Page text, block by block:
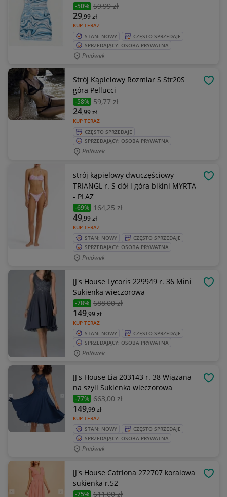
-50% 59,99 zł
KUP TERAZ
29,99zł
STAN: NOWY
CZĘSTO SPRZEDAJE
SPRZEDAJĄCY: OSOBA PRYWATNA
Pniówek
Strój Kąpielowy Rozmiar S Str20S
góra Pellucci
-58% 59,77 zł
KUP TERAZ
24,99zł
CZĘSTO SPRZEDAJE
SPRZEDAJĄCY: OSOBA PRYWATNA
Pniówek
strój kąpielowy dwuczęściowy
TRIANGL r. S dół i góra bikini MYRTA
- PLAZ
-69% 164,25 zł
KUP TERAZ
49,99zł
STAN: NOWY
CZĘSTO SPRZEDAJE
SPRZEDAJĄCY: OSOBA PRYWATNA
Pniówek
JJ's House Lycoris 229949 r. 36 Mini
Sukienka wieczorowa
-78% 688,00 zł
KUP TERAZ
149,99zł
STAN: NOWY
CZĘSTO SPRZEDAJE
SPRZEDAJĄCY: OSOBA PRYWATNA
Pniówek
JJ's House Lia 203143 r. 38 Wiązana
na szyii Sukienka wieczorowa
-77% 663,00 zł
KUP TERAZ
149,99zł
STAN: NOWY
CZĘSTO SPRZEDAJE
SPRZEDAJĄCY: OSOBA PRYWATNA
Pniówek
JJ's House Catriona 272707 koralowa
sukienka r.52
-75% 611,00 zł